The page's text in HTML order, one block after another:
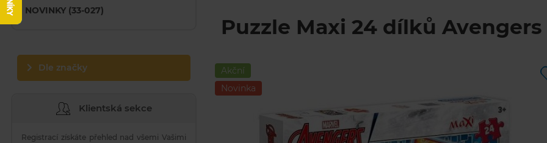
Puzzle Maxi 24 dílků Avengers
Akční
Novinka
NOVINKY (33-027)
Dle značky
Klientská sekce
Registrací získáte přehled nad všemi Vašimi